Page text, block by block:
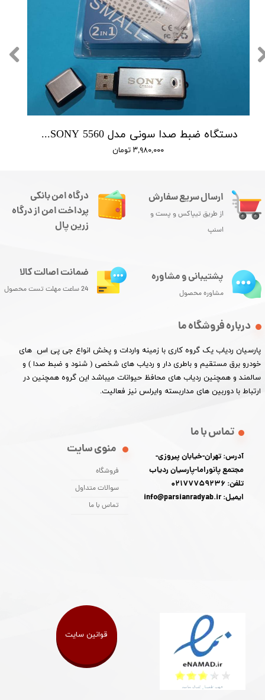
دستگاه ضبط صدا سونی مدل SONY 5560 - حافظه 16 گیگابایت
۳,۹۸۰,۰۰۰ تومان
ارسال سریع سفارش
از طریق تیپاکس و پست و
اسنپ
درباره فروشگاه ما
پارسیان ردیاب یک گروه کاری با زمینه واردات و پخش انواع جی پی اس های
خودرو برق مستقیم و باطری دار و ردیاب های شخصی ( شنود و ضبط صدا ) و
سالمند و همچنین ردیاب های محافظ حیوانات میباشد این گروه همچنین در
ارتباط با دوربین های مداربسته وایرلس نیز فعالیت.​​​​​​​
منوی سایت
فروشگاه
سوالات متداول
تماس با ما
تماس با ما
آدرس: تهران-خیابان پیروزی-
مجتمع پانوراما-پارسیان ردیاب
تلفن: 02177759236
ایمیل: info@parsianradyab.ir
درگاه امن بانکی
پرداخت امن از درگاه
زرین پال
پشتیبانی و مشاوره
مشاوره محصول
ضمانت اصالت کالا
24 ساعت مهلت تست محصول
قوانین سایت